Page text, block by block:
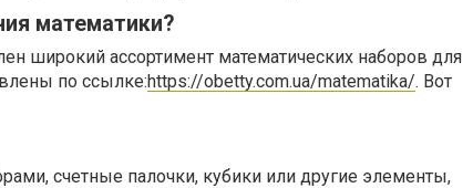
математики?
широкий ассортимент математических наборов для
по ссылке:https://obetty.com.ua/matematika/. Вот
счетные палочки, кубики или другие элементы,